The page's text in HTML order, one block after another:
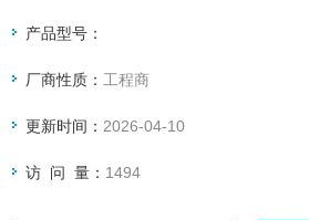
产品型号：
厂商性质： 工程商
更新时间： 2026-04-10
访 问 量： 1494